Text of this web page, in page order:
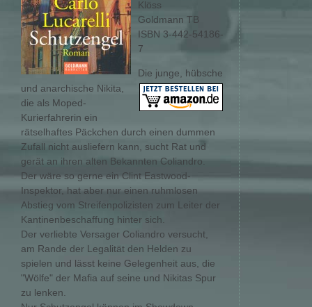
Klöss
Goldmann TB
ISBN 3-442-54186-
7
Die junge, hübsche
und anarchische Nikita,
die als Moped-
Kurierfahrerin ein
rätselhaftes Päckchen durch einen dummen
Zufall nicht ausliefern kann, sucht Rat und
gerät an ihren alten Bekannten Coliandro.
Der wäre so gerne ein Clint Eastwood-
Inspektor, hat aber nur einen ruhmlosen
Abstieg vom Streifenpolizisten zum Leiter der
Kantinenbeschaffung hinter sich.
Der verliebte Versager Coliandro versucht,
am Rande der Legalität den Helden zu
spielen und lässt keine Gelegenheit aus, die
"Wölfe" der Mafia auf seine und Nikitas Spur
zu lenken.